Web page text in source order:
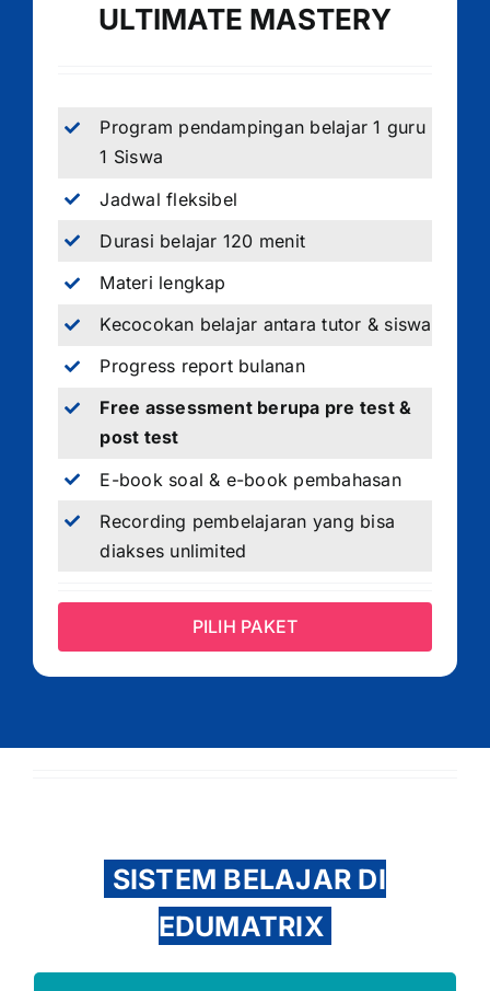
ULTIMATE MASTERY
Program pendampingan belajar 1 guru
1 Siswa
Jadwal fleksibel
Durasi belajar 120 menit
Materi lengkap
Kecocokan belajar antara tutor & siswa
Progress report bulanan
Free assessment berupa pre test &
post test
E-book soal & e-book pembahasan
Recording pembelajaran yang bisa
diakses unlimited
PILIH PAKET
SISTEM BELAJAR DI
EDUMATRIX